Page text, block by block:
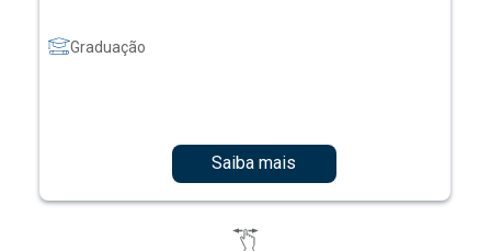
Graduação
Saiba mais